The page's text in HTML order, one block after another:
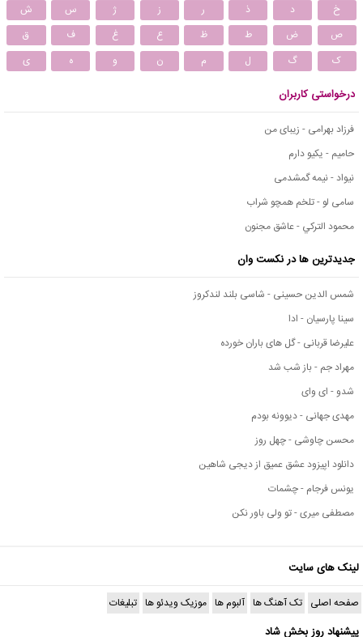
خ
د ذ ر ز ژ س
ش
ص
ض ط ظ ع غ ف
ق
ک
گ ل م ن و ه ی
درخواستی کاربران
فرزاد بهرامی - زیبای من
حامیم - یکیو دارم
نیواد - نیمه گمشدمی
سامی لو - تلخم همچو شراب
محمود التركي - عاشق مجنون
جدیدترین ها در نکست وان
شمس الدین حسینی - شاسی بلند لندکروز
سینا پارسیان - ادا
علیرضا قربانی - گل های باران خورده
مهراد جم - باز شب شد
شدو - ای وای
مهدی جهانی - دیوونه بودم
محسن چاوشی - چهل روز
دانلود اپیزود عشق عمیق از دیجی شاهین
یونس فرجام - چشمات
مصطفی میری - تو ولی باور نکن
لینک های سایت
صفحه اصلی تک آهنگ ها آلبوم ها موزیک ویدئو ها تبلیغات
پیشنهاد روز بخش شاد